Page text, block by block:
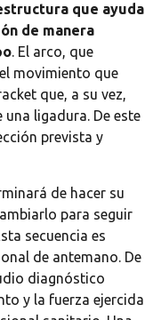
que ayuda
de manera
. El arco, que
movimiento que
que, a su vez,
ligadura. De este
prevista y
de hacer su
para seguir
secuencia es
de antemano. De
diagnóstico
y la fuerza ejercida